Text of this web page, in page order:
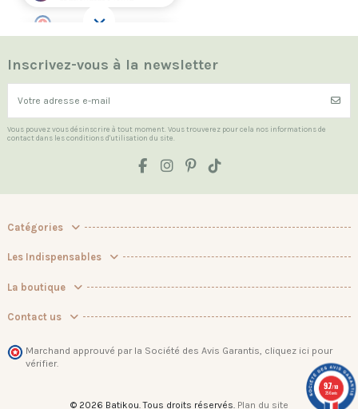
Inscrivez-vous à la newsletter
Vous pouvez vous désinscrire à tout moment. Vous trouverez pour cela nos informations de
contact dans les conditions d'utilisation du site.
Catégories
Les Indispensables
La boutique
Contact us
Marchand approuvé par la Société des Avis Garantis, cliquez ici pour
vérifier.
© 2026 Batikou. Tous droits réservés. Plan du site
9.7/10
256 avis